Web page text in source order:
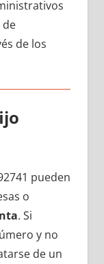
dе los
pueden
ο
. Si
у no
dе un